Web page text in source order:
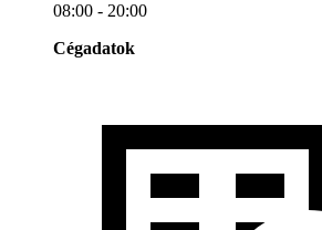
08:00 - 20:00
Cégadatok